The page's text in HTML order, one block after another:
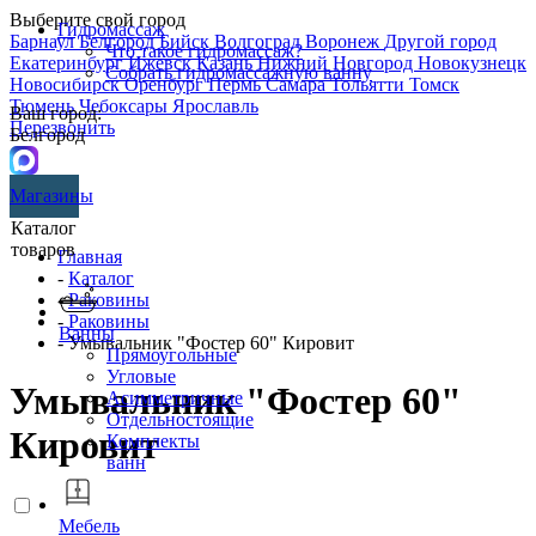
Выберите свой город
БарнаулБелгородБийск ВолгоградВоронеж Другой город
ЕкатеринбургИжевскКазаньНижний Новгород Новокузнецк
НовосибирскОренбургПермьСамараТольятти Томск
ТюменьЧебоксары Ярославль
Перезвонить
Гидромассаж
Что такое гидромассаж?
Собрать гидромассажную ванну
Ваш город:
Белгород
Магазины
Каталог
товаров
Ванны
Прямоугольные
Угловые
Асимметричные
Отдельностоящие
Комплекты
ванн
Мебель
Главная
- Каталог
-Раковины
- Раковины
- Умывальник "Фостер 60" Кировит
Умывальник "Фостер 60"
Кировит